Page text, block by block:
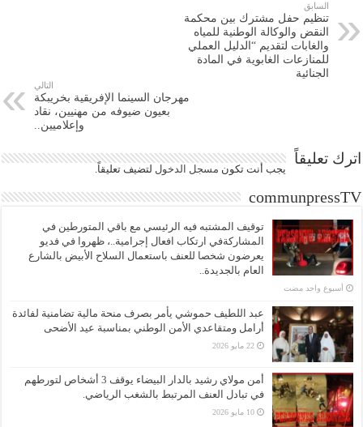
السابق
تنظيم حفل مشترك بين محكمة
النقض والوكالة الوطنية للمياه
والغابات لتقديم “الدليل العملي
للمنازعات الغابوية في المادة
الجنائية
التالي
مهرجان السينما الإفريقية بخريبكة
بعيون ضيوفه من مهنيين، نقاد
وإعلاميين..
اترك تعليقاً
يجب أنت تكون مسجل الدخول لتضيف تعليقاً.
communpressTV
توقيف المشتبه فيه الرئيسي مع باقي المتورطين في
المشاركةفي ارتكاب افعال إجرامية..، ظهروا في فديو
يعرضون شخصا للعنف باستعمال السلاح الأبيض بالشارع
العام بالجديدة..
‏أسبوع واحد مضت
عبد اللطيف حموشي يأمر بصرف منحة مالية تضامنية لفائدة
أرامل ومتقاعدي الأمن الوطني بمناسبة عيد الأضحى
22 مايو 2026
أمن مولاي رشيد بالدار البيضاء يوقف 3 أشخاص لتورطهم
في تبادل العنف المرتبط بالشغب الرياضي.
10 مايو 2026